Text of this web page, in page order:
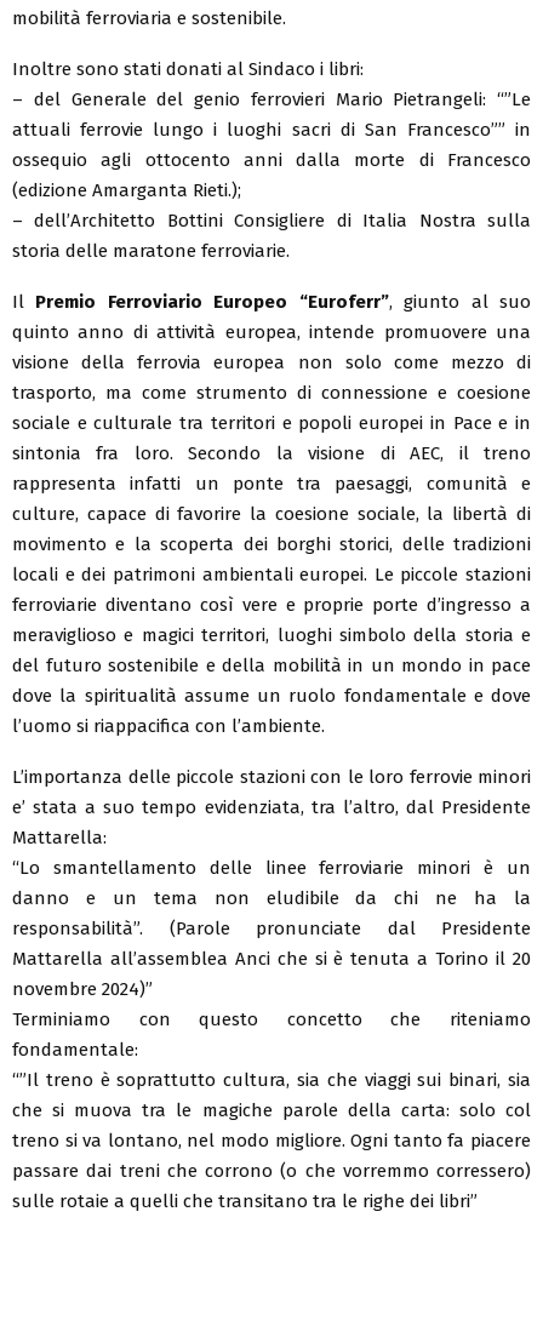
mobilità ferroviaria e sostenibile.
Inoltre sono stati donati al Sindaco i libri:
– del Generale del genio ferrovieri Mario Pietrangeli: “”Le
attuali ferrovie lungo i luoghi sacri di San Francesco”” in
ossequio agli ottocento anni dalla morte di Francesco
(edizione Amarganta Rieti.);
– dell’Architetto Bottini Consigliere di Italia Nostra sulla
storia delle maratone ferroviarie.
Il Premio Ferroviario Europeo “Euroferr”, giunto al suo
quinto anno di attività europea, intende promuovere una
visione della ferrovia europea non solo come mezzo di
trasporto, ma come strumento di connessione e coesione
sociale e culturale tra territori e popoli europei in Pace e in
sintonia fra loro. Secondo la visione di AEC, il treno
rappresenta infatti un ponte tra paesaggi, comunità e
culture, capace di favorire la coesione sociale, la libertà di
movimento e la scoperta dei borghi storici, delle tradizioni
locali e dei patrimoni ambientali europei. Le piccole stazioni
ferroviarie diventano così vere e proprie porte d’ingresso a
meraviglioso e magici territori, luoghi simbolo della storia e
del futuro sostenibile e della mobilità in un mondo in pace
dove la spiritualità assume un ruolo fondamentale e dove
l’uomo si riappacifica con l’ambiente.
L’importanza delle piccole stazioni con le loro ferrovie minori
e’ stata a suo tempo evidenziata, tra l’altro, dal Presidente
Mattarella:
“Lo smantellamento delle linee ferroviarie minori è un
danno e un tema non eludibile da chi ne ha la
responsabilità”. (Parole pronunciate dal Presidente
Mattarella all’assemblea Anci che si è tenuta a Torino il 20
novembre 2024)”
Terminiamo con questo concetto che riteniamo
fondamentale:
“”Il treno è soprattutto cultura, sia che viaggi sui binari, sia
che si muova tra le magiche parole della carta: solo col
treno si va lontano, nel modo migliore. Ogni tanto fa piacere
passare dai treni che corrono (o che vorremmo corressero)
sulle rotaie a quelli che transitano tra le righe dei libri”